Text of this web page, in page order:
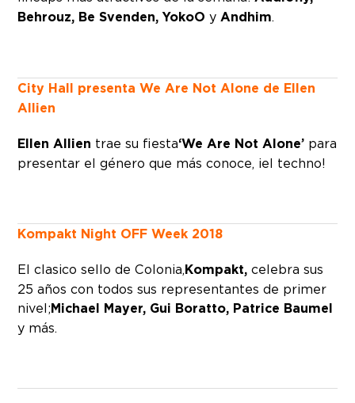
Behrouz, Be Svenden, YokoO yAndhim.
City Hall presenta We Are Not Alone de Ellen
Allien
Ellen Allien trae su fiesta‘We Are Not Alone’ para
presentar el género que más conoce, ¡el techno!
Kompakt Night OFF Week 2018
El clasico sello de Colonia,Kompakt, celebra sus
25 años con todos sus representantes de primer
nivel;Michael Mayer, Gui Boratto, Patrice Baumel
y más.